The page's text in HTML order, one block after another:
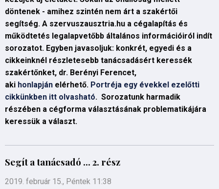
döntenek - amihez szintén nem árt a szakértői
segítség. A szervuszausztria.hu a cégalapítás és
működtetés legalapvetőbb általános információiról indít
sorozatot. Egyben javasoljuk: konkrét, egyedi és a
cikkeinknél részletesebb tanácsadásért keressék
szakértőnket, dr. Berényi Ferencet,
aki honlapján elérhető. Portréja egy évekkel ezelőtti
cikkünkben itt olvasható. Sorozatunk harmadik
részében a cégforma választásának problematikájára
keressük a választ.
Segít a tanácsadó ... 2. rész
2019. február 15., Péntek 11:38